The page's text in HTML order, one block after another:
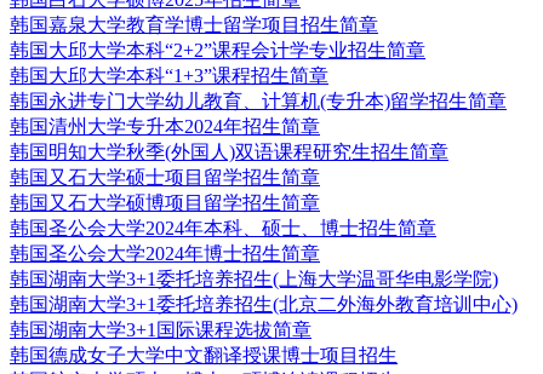
韩国嘉泉大学教育学博士留学项目招生简章
韩国大邱大学本科“2+2”课程会计学专业招生简章
韩国大邱大学本科“1+3”课程招生简章
韩国永进专门大学幼儿教育、计算机(专升本)留学招生简章
韩国清州大学专升本2024年招生简章
韩国明知大学秋季(外国人)双语课程研究生招生简章
韩国又石大学硕士项目留学招生简章
韩国又石大学硕博项目留学招生简章
韩国圣公会大学2024年本科、硕士、博士招生简章
韩国圣公会大学2024年博士招生简章
韩国湖南大学3+1委托培养招生(上海大学温哥华电影学院)
韩国湖南大学3+1委托培养招生(北京二外海外教育培训中心)
韩国湖南大学3+1国际课程选拔简章
韩国德成女子大学中文翻译授课博士项目招生